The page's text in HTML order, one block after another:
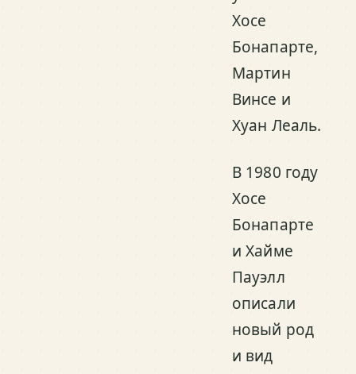
Хосе
Бонапарте,
Мартин
Винсе и
Хуан Леаль.
В 1980 году
Хосе
Бонапарте
и Хайме
Пауэлл
описали
новый род
и вид